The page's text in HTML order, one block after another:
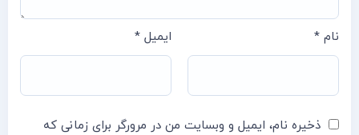
نام * ایمیل *
ذخیره نام، ایمیل و وبسایت من در مرورگر برای زمانی که